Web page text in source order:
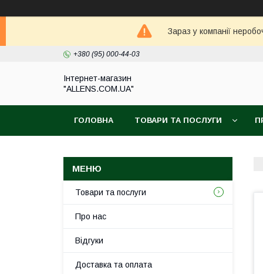
Зараз у компанії
+380 (95) 000-44-03
Інтернет-магазин
"ALLENS.COM.UA"
ГОЛОВНА ТОВАРИ ТА ПОСЛУГИ
Товари та послуги
Про нас
Відгуки
Доставка та оплата